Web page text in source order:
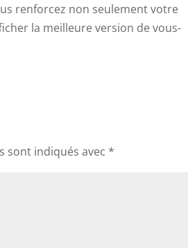
renforcez non seulement votre
la meilleure version de vous-
sont indiqués avec *